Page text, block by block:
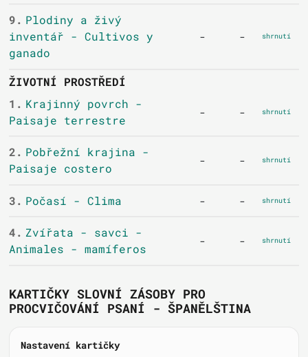
9. Plodiny a živý
inventář - Cultivos y
ganado
- - shrnutí
ŽIVOTNÍ PROSTŘEDÍ
1. Krajinný povrch -
Paisaje terrestre
- - shrnutí
2. Pobřežní krajina -
Paisaje costero
- - shrnutí
3. Počasí - Clima - - shrnutí
4. Zvířata - savci -
Animales - mamíferos
- - shrnutí
KARTIČKY SLOVNÍ ZÁSOBY PRO
PROCVIČOVÁNÍ PSANÍ - ŠPANĚLŠTINA
Nastavení kartičky